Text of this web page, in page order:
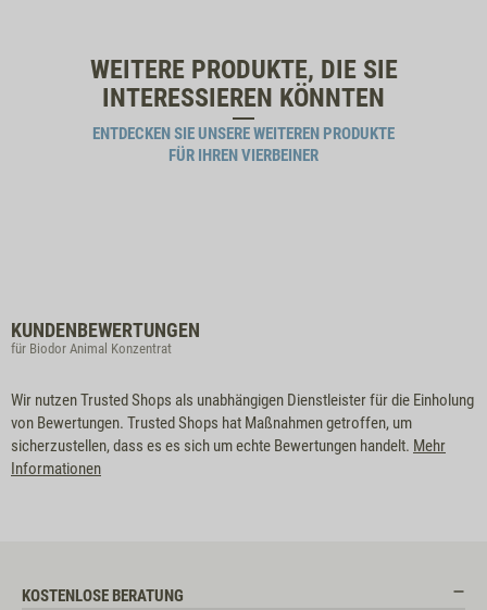
WEITERE PRODUKTE, DIE SIE
INTERESSIEREN KÖNNTEN
ENTDECKEN SIE UNSERE WEITEREN PRODUKTE
FÜR IHREN VIERBEINER
KUNDENBEWERTUNGEN
für Biodor Animal Konzentrat
Wir nutzen Trusted Shops als unabhängigen Dienstleister für die Einholung
von Bewertungen. Trusted Shops hat Maßnahmen getroffen, um
sicherzustellen, dass es es sich um echte Bewertungen handelt. Mehr
Informationen
KOSTENLOSE BERATUNG